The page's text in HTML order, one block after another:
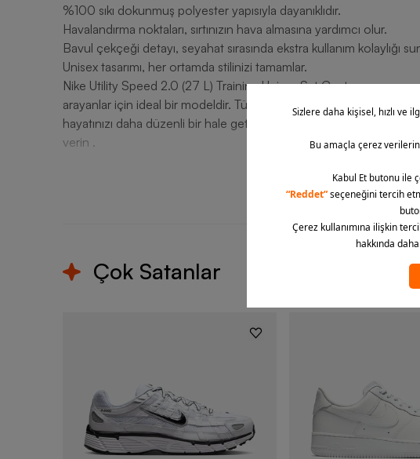
%100 sıkı dokunmuş polyester yapısıyla dayanıklıdır.
Havalandırma noktaları, sırtınızın hava almasına yardımcı olur.
Bavul çekçeği detayı, seyahat sırasında ekstra kullanım kolaylığı
Unisex tasarımı, her ortamda stilinizi tamamlar.
Nike Utility Speed 2.0 (27 L) Training Unisex Sırt Çantası, spor
arayanlar için ideal bir modeldir. Tüm ihtiyaçlarınıza çözüm sunan
hayatınızı daha düzenli bir hale getirin! Nike kalitesini bir tık
verin .
Tümünü göster
Çok Satanlar